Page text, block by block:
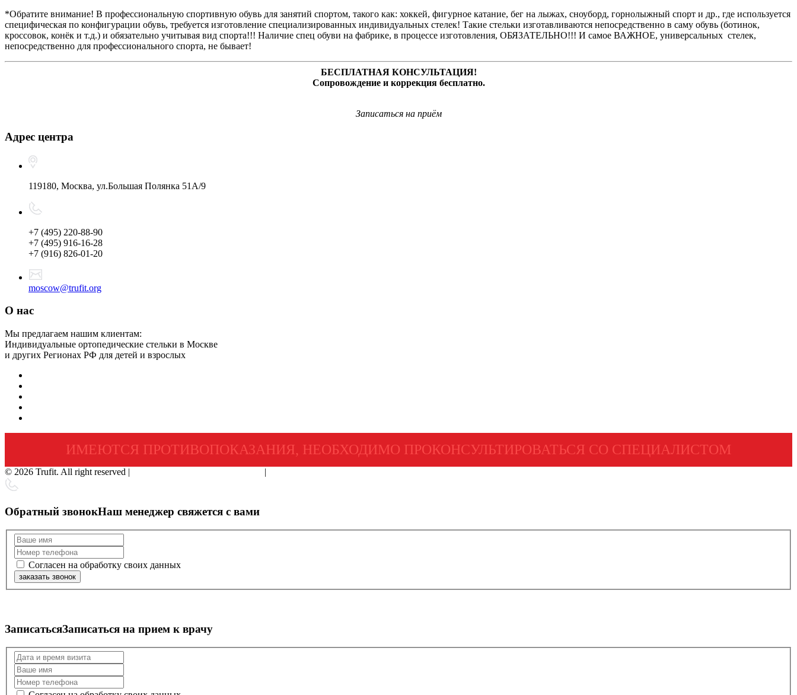
*Обратите внимание! В профессиональную спортивную обувь для занятий спортом, такого как: хоккей, фигурное катание, бег на лыжах, сноуборд, горнолыжный спорт и др., где используется
специфическая по конфигурации обувь, требуется изготовление специализированных индивидуальных стелек! Такие стельки изготавливаются непосредственно в саму обувь (ботинок,
кроссовок, конёк и т.д.) и обязательно учитывая вид спорта!!! Наличие спец обуви на фабрике, в процессе изготовления, ОБЯЗАТЕЛЬНО!!! И самое ВАЖНОЕ, универсальных стелек,
непосредственно для профессионального спорта, не бывает!
БЕСПЛАТНАЯ КОНСУЛЬТАЦИЯ!
Сопровождение и коррекция бесплатно.
Записаться на приём
Адрес центра
119180, Москва, ул.Большая Полянка 51А/9
+7 (495) 220-88-90
+7 (495) 916-16-28
+7 (916) 826-01-20
moscow@trufit.org
О нас
Мы предлагаем нашим клиентам:
Индивидуальные ортопедические стельки в Москве
и других Регионах РФ для детей и взрослых
ИМЕЮТСЯ ПРОТИВОПОКАЗАНИЯ, НЕОБХОДИМО ПРОКОНСУЛЬТИРОВАТЬСЯ СО СПЕЦИАЛИСТОМ
© 2026 Trufit. All right reserved | |
Обратный звонокНаш менеджер свяжется с вами
Согласен на обработку своих данных
заказать звонок
ЗаписатьсяЗаписаться на прием к врачу